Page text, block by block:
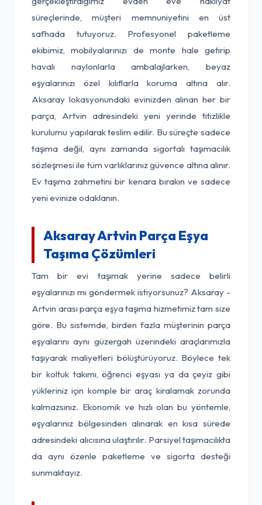
süreçlerinde, müşteri memnuniyetini en üst
safhada tutuyoruz. Profesyonel paketleme
ekibimiz, mobilyalarınızı de monte hale getirip
havalı naylonlarla ambalajlarken, beyaz
eşyalarınızı özel kılıflarla koruma altına alır.
Aksaray lokasyonundaki evinizden alınan her bir
parça, Artvin adresindeki yeni yerinde titizlikle
kurulumu yapılarak teslim edilir. Bu süreçte sadece
taşıma değil, aynı zamanda sigortalı taşımacılık
sözleşmesi ile tüm varlıklarınız güvence altına alınır.
Ev taşıma zahmetini bir kenara bırakın ve sadece
yeni evinize odaklanın.
Aksaray Artvin Parça Eşya
Taşıma Çözümleri
Tam bir evi taşımak yerine sadece belirli
eşyalarınızı mı göndermek istiyorsunuz? Aksaray -
Artvin arası parça eşya taşıma hizmetimiz tam size
göre. Bu sistemde, birden fazla müşterinin parça
eşyalarını aynı güzergah üzerindeki araçlarımızla
taşıyarak maliyetleri bölüştürüyoruz. Böylece tek
bir koltuk takımı, öğrenci eşyası ya da çeyiz gibi
yükleriniz için komple bir araç kiralamak zorunda
kalmazsınız. Ekonomik ve hızlı olan bu yöntemle,
eşyalarınız bölgesinden alınarak en kısa sürede
adresindeki alıcısına ulaştırılır. Parsiyel taşımacılıkta
da aynı özenle paketleme ve sigorta desteği
sunmaktayız.